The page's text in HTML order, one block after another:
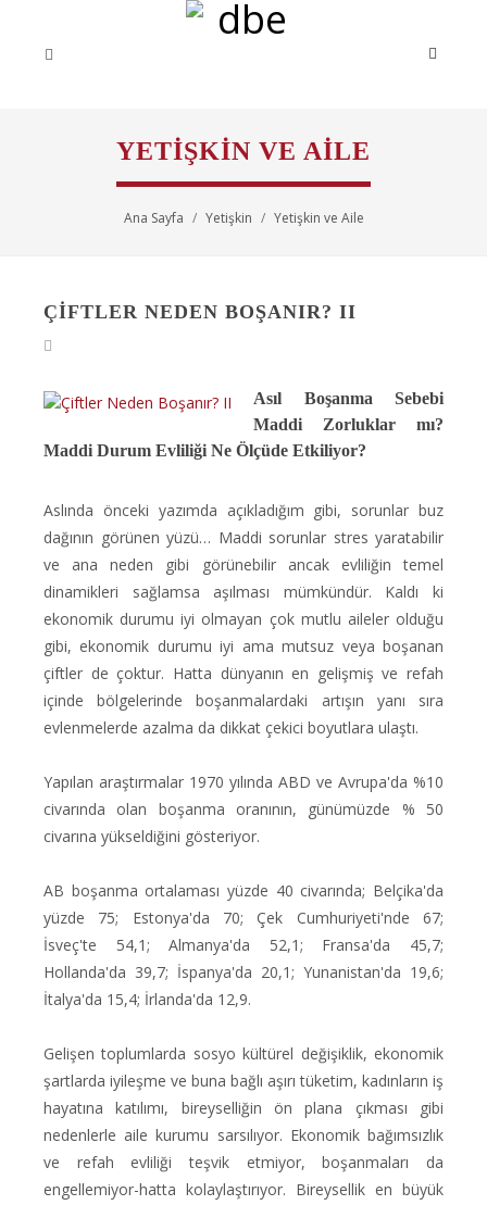
YETIŞKIN VE AILE
Ana Sayfa Yetişkin Yetişkin ve Aile
ÇIFTLER NEDEN BOŞANIR? II
Asıl Boşanma Sebebi
Maddi Zorluklar mı?
Maddi Durum Evliliği Ne Ölçüde Etkiliyor?
Aslında önceki yazımda açıkladığım gibi, sorunlar buz
dağının görünen yüzü… Maddi sorunlar stres yaratabilir
ve ana neden gibi görünebilir ancak evliliğin temel
dinamikleri sağlamsa aşılması mümkündür. Kaldı ki
ekonomik durumu iyi olmayan çok mutlu aileler olduğu
gibi, ekonomik durumu iyi ama mutsuz veya boşanan
çiftler de çoktur. Hatta dünyanın en gelişmiş ve refah
içinde bölgelerinde boşanmalardaki artışın yanı sıra
evlenmelerde azalma da dikkat çekici boyutlara ulaştı.
Yapılan araştırmalar 1970 yılında ABD ve Avrupa'da %10
civarında olan boşanma oranının, günümüzde % 50
civarına yükseldiğini gösteriyor.
AB boşanma ortalaması yüzde 40 civarında; Belçika'da
yüzde 75; Estonya'da 70; Çek Cumhuriyeti'nde 67;
İsveç'te 54,1; Almanya'da 52,1; Fransa'da 45,7;
Hollanda'da 39,7; İspanya'da 20,1; Yunanistan'da 19,6;
İtalya'da 15,4; İrlanda'da 12,9.
Gelişen toplumlarda sosyo kültürel değişiklik, ekonomik
şartlarda iyileşme ve buna bağlı aşırı tüketim, kadınların iş
hayatına katılımı, bireyselliğin ön plana çıkması gibi
nedenlerle aile kurumu sarsılıyor. Ekonomik bağımsızlık
ve refah evliliği teşvik etmiyor, boşanmaları da
engellemiyor-hatta kolaylaştırıyor. Bireysellik en büyük